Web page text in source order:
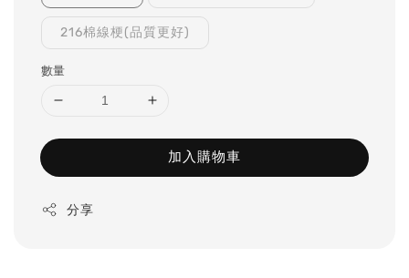
216棉線梗(品質更好)
數量
加入購物車
分享